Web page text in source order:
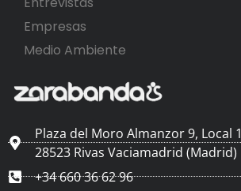
Empresas
Medio Ambiente
Plaza del Moro Almanzor 9, Local 1
28523 Rivas Vaciamadrid (Madrid)
+34 660 36 62 96